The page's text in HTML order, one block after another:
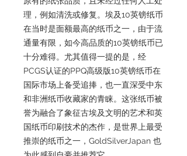
理，例如清洗或修复。埃及10英镑纸币
在当时是面额最高的纸币之一，由于流
通量有限，如今高品质的10英镑纸币已
十分难得。尤其值得一提的是，经
PCGS认证的PPQ高级版10英镑纸币在
国际市场上备受追捧，也一直深受中东
和非洲纸币收藏家的青睐。这张纸币被
誉为融合了象征古埃及文明的艺术和英
国纸币印刷技术的杰作，是世界上最受
推崇的纸币之一，GoldSilverJapan 也